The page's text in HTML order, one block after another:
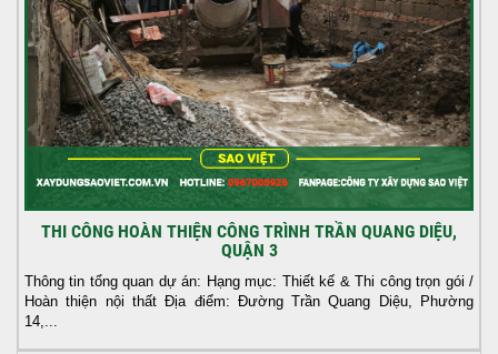
THI CÔNG HOÀN THIỆN CÔNG TRÌNH TRẦN QUANG DIỆU,
QUẬN 3
Thông tin tổng quan dự án: Hạng mục: Thiết kế & Thi công trọn gói /
Hoàn thiện nội thất Địa điểm: Đường Trần Quang Diệu, Phường
14,...